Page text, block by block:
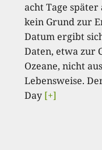
acht Tage später
kein Grund zur
Datum ergibt
Daten, etwa zur
Ozeane, nicht
Lebensweise.
Day [+]